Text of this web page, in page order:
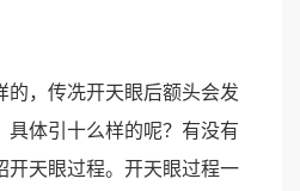
，传冼开天眼后额头会发
具体引十么样的呢？有没有
开天眼过程。开天眼过程一